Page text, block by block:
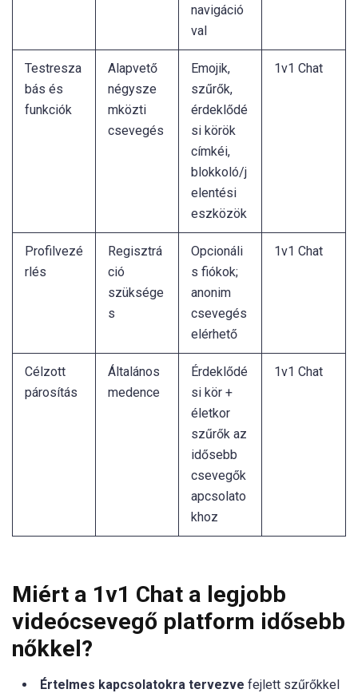
navigáció
val
Testresza
bás és
funkciók
Alapvető
négysze
mközti
csevegés
Emojik,
szűrők,
érdeklődé
si körök
címkéi,
blokkoló/j
elentési
eszközök
1v1 Chat
Profilvezé
rlés
Regisztrá
ció
szüksége
s
Opcionáli
s fiókok;
anonim
csevegés
elérhető
1v1 Chat
Célzott
párosítás
Általános
medence
Érdeklődé
si kör +
életkor
szűrők az
idősebb
csevegők
apcsolato
khoz
1v1 Chat
Miért a 1v1 Chat a legjobb
videócsevegő platform idősebb
nőkkel?
Értelmes kapcsolatokra tervezve fejlett szűrőkkel